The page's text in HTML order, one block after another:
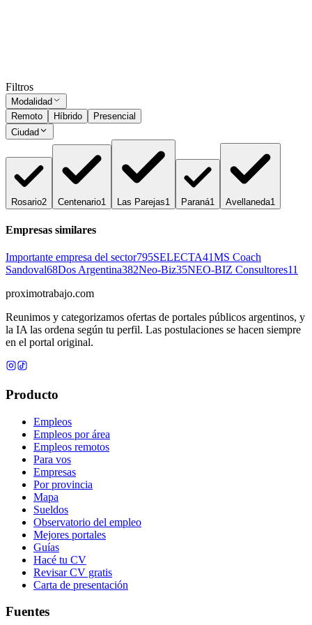
Filtros
Modalidad
Remoto
Híbrido
Presencial
Ciudad
Rosario2 Centenario1 Las Parejas1 Paraná1 Avellaneda1
Empresas similares
Importante empresa del sector795SELECTA41MS Coach
Sandoval68Dos Argentina382Neo-Biz35NEO-BIZ Consultores11
proximotrabajo.com
Reunimos y categorizamos ofertas de portales públicos argentinos, y
la IA las ordena según tu perfil. Las postulaciones se hacen siempre
en el portal original.
Producto
Empleos
Empleos por área
Empleos remotos
Para vos
Empresas
Por provincia
Mapa
Sueldos
Observatorio del empleo
Mejores portales
Guías
Hacé tu CV
Revisar CV gratis
Carta de presentación
Fuentes